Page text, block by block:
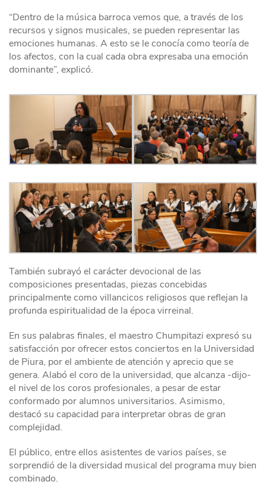
“Dentro de la música barroca vemos que, a través de los
recursos y signos musicales, se pueden representar las
emociones humanas. A esto se le conocía como teoría de
los afectos, con la cual cada obra expresaba una emoción
dominante”, explicó.
También subrayó el carácter devocional de las
composiciones presentadas, piezas concebidas
principalmente como villancicos religiosos que reflejan la
profunda espiritualidad de la época virreinal.
En sus palabras finales, el maestro Chumpitazi expresó su
satisfacción por ofrecer estos conciertos en la Universidad
de Piura, por el ambiente de atención y aprecio que se
genera. Alabó el coro de la universidad, que alcanza -dijo-
el nivel de los coros profesionales, a pesar de estar
conformado por alumnos universitarios. Asimismo,
destacó su capacidad para interpretar obras de gran
complejidad.
El público, entre ellos asistentes de varios países, se
sorprendió de la diversidad musical del programa muy bien
combinado.